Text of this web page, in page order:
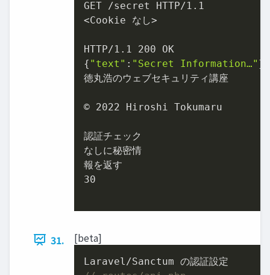
GET /secret HTTP/1.1
<Cookie なし>
HTTP/1.1 200 OK
{ "text" : "Secret Information…" }
徳丸浩のウェブセキュリティ講座
© 2022 Hiroshi Tokumaru
認証チェック
なしに秘密情
報を返す
30
31. [beta]